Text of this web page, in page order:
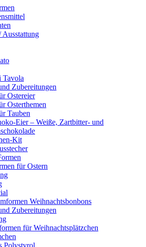
Ausstattung
Tavola
Zubereitungen
Ostereier
Osterthemen
Tauben
Eier – Weiße, Zartbitter- und
Kit
für Ostern
Weihnachtsbonbons
Zubereitungen
für Weihnachtsplätzchen
Polystyrol